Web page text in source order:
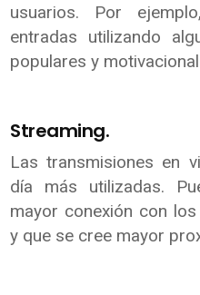
usuarios. Por
entradas utilizando
populares y
Streaming.
Las transmisiones en
día más utilizadas.
mayor conexión con
y que se cree mayor